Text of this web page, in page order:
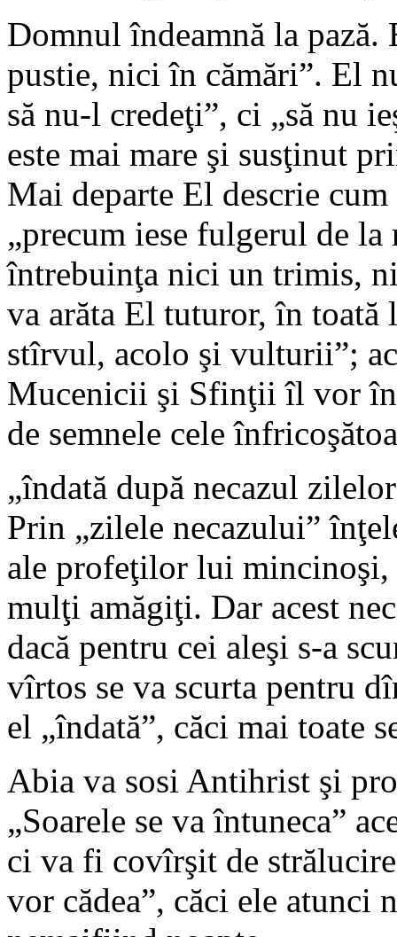
Domnul îndeamnă la
pustie, nici în cămări”. El
să nu-l credeţi”, ci „să nu
este mai mare şi susţinut
Mai departe El descrie
„precum iese fulgerul de la
întrebuinţa nici un trimis,
va arăta El tuturor, în toată
stîrvul, acolo şi vulturii”;
Mucenicii şi Sfinţii îl vor
de semnele cele
„îndată după necazul
Prin „zilele necazului”
ale profeţilor lui mincinoşi,
mulţi amăgiţi. Dar acest
dacă pentru cei aleşi s-a
vîrtos se va scurta pentru
el „îndată”, căci mai toate
Abia va sosi Antihrist şi
„Soarele se va întuneca”
ci va fi covîrşit de
vor cădea”, căci ele atunci